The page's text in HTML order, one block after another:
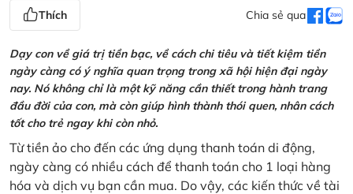
Thích Chia sẻ qua
Dạy con về giá trị tiền bạc, về cách chi tiêu và tiết kiệm tiền
ngày càng có ý nghĩa quan trọng trong xã hội hiện đại ngày
nay. Nó không chỉ là một kỹ năng cần thiết trong hành trang
đầu đời của con, mà còn giúp hình thành thói quen, nhân cách
tốt cho trẻ ngay khi còn nhỏ.
Từ tiền ảo cho đến các ứng dụng thanh toán di động,
ngày càng có nhiều cách để thanh toán cho 1 loại hàng
hóa và dịch vụ bạn cần mua. Do vậy, các kiến thức về tài